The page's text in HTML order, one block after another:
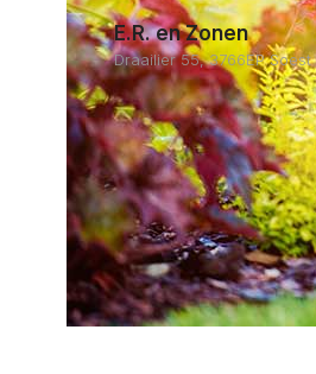
E.R. en Zonen
Draailier 55, 3766EP Soest